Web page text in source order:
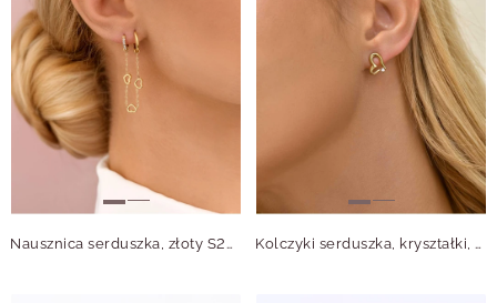
Nausznica serduszka, złoty S208218Z00 Kolczyki serduszka, kryształki, stal pozłacana S211673Z00